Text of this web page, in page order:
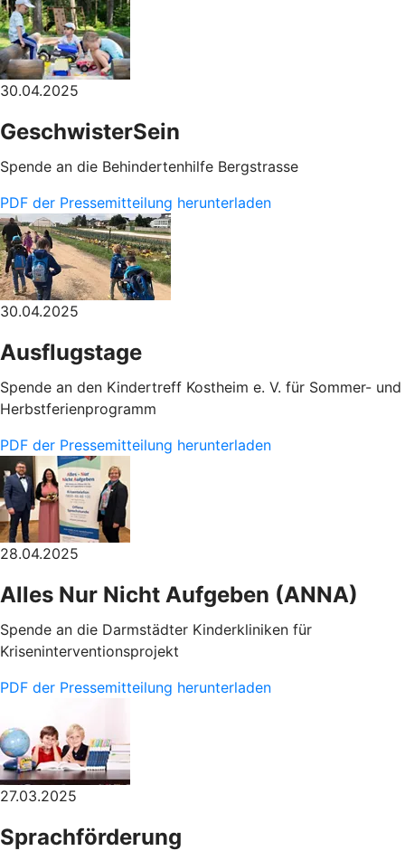
30.04.2025
GeschwisterSein
Spende an die Behindertenhilfe Bergstrasse
PDF der Pressemitteilung herunterladen
30.04.2025
Ausflugstage
Spende an den Kindertreff Kostheim e. V. für Sommer- und
Herbstferienprogramm
PDF der Pressemitteilung herunterladen
28.04.2025
Alles Nur Nicht Aufgeben (ANNA)
Spende an die Darmstädter Kinderkliniken für
Kriseninterventionsprojekt
PDF der Pressemitteilung herunterladen
27.03.2025
Sprachförderung